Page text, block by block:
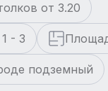
от 3.20
- 3
подземный